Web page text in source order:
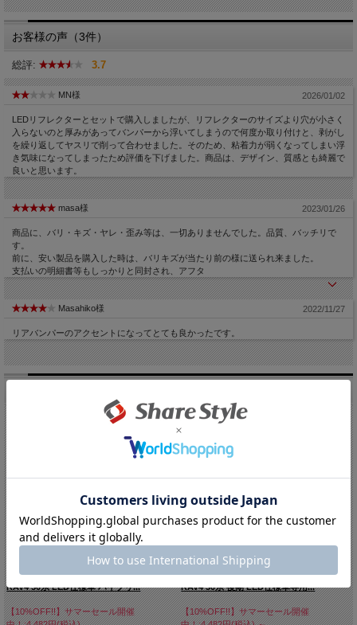
お客様の声（3件）
総評: 3.7
MN様 2026/01/02
LEDリフレクターとセットで購入しましたが、リフレクターのサイズより穴が小さく
入らないのと厚みがあってバンパーから浮いてしまうので何度か取り付けと、剥がし
を繰り返してヤスリで削って合わせました。そのため、粘着力が弱くなってしまい浮
き気味になってしまったため評価を下げました。商品は、デザイン、質感とも綺麗で
良いと思います。
masa様 2023/01/26
商品に、バリ・キズ・ヤレ・歪み等は、一切ありませんでした。品質、バッチリで
す。
前に、安い製品を購入した時は、バリキズが当たり前の様に送られ来ました。
支払いの明細書等もしっかりと同封され、アフタ
Masahiko様 2022/11/27
リアバンパーのアクセントになってとても良かったです。
RAV4 50系 LED仕様車 ハイブリ...
【10%OFF!!】サマーセール開催
RAV4 50系 後期 LED仕様車専用...
【10%OFF!!】サマーセール開催